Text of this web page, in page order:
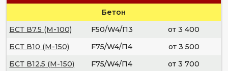
Бетон
БСТ В7.5 (М-100)
F50/W4/П3
от 3 400
БСТ В10 (М-150)
F75/W4/П4
от 3 500
БСТ В12.5 (М-150)
F75/W4/П4
от 3 700